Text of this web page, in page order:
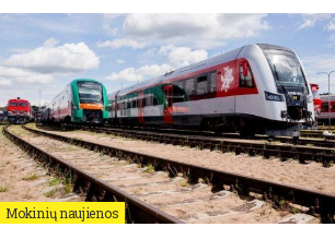
Mokinių naujienos